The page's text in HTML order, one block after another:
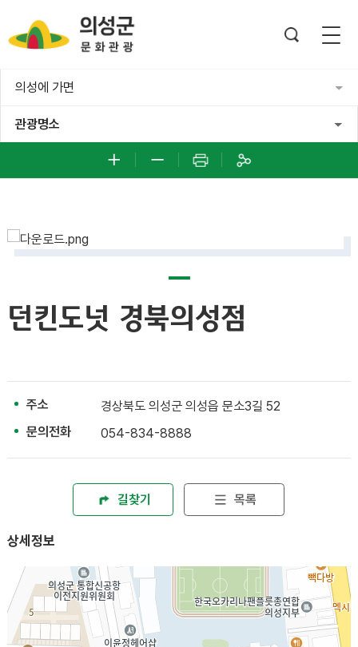
의성에 가면
관광명소
던킨도넛 경북의성점
주소
경상북도 의성군 의성읍 문소3길 52
문의전화
054-834-8888
길찾기 목록
상세정보